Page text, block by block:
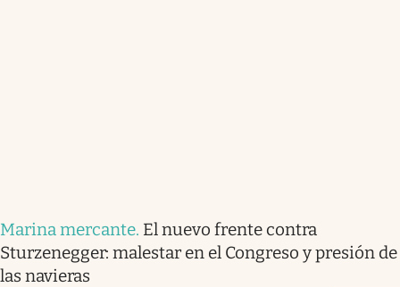
Marina mercante. El nuevo frente contra
Sturzenegger: malestar en el Congreso y presión de
las navieras